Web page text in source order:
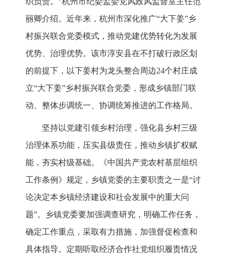
丽卿介绍。近年来，杭州市深化推广“大下姜”乡
村振兴联合党委模式，推动党建优势转化为发展
优势、治理优势。该市淳安县在不打破行政区划
的前提下，以下姜村为龙头整合周边24个村庄成
立“大下姜”乡村振兴联合党委，形成乡镇部门联
动、整体步调统一、协调统筹推进的工作格局。
坚持以党建引领乡村治理，强化县乡村三级
治理体系功能，压实县级责任，推动乡镇扩权赋
能，夯实村级基础。《中国共产党农村基层组织
工作条例》规定，乡镇党委的主要职责之一是“讨
论决定本乡镇经济建设和社会发展中的重大问
题”。乡镇党委要加强调查研究，明确工作任务，
确定工作重点，采取有力措施，加强督促检查和
具体指导。定期听取经济合作社党组织履责情况